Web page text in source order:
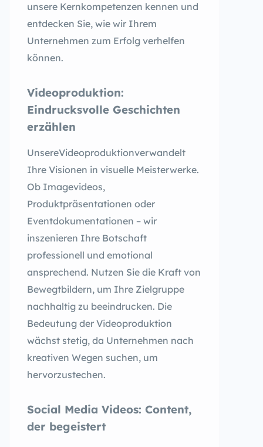
unsere Kernkompetenzen kennen und
entdecken Sie, wie wir Ihrem
Unternehmen zum Erfolg verhelfen
können.
Videoproduktion:
Eindrucksvolle Geschichten
erzählen
UnsereVideoproduktionverwandelt
Ihre Visionen in visuelle Meisterwerke.
Ob Imagevideos,
Produktpräsentationen oder
Eventdokumentationen – wir
inszenieren Ihre Botschaft
professionell und emotional
ansprechend. Nutzen Sie die Kraft von
Bewegtbildern, um Ihre Zielgruppe
nachhaltig zu beeindrucken. Die
Bedeutung der Videoproduktion
wächst stetig, da Unternehmen nach
kreativen Wegen suchen, um
hervorzustechen.
Social Media Videos: Content,
der begeistert